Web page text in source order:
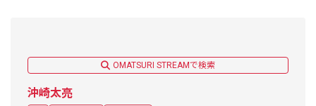
OMATSURI STREAMで検索
沖崎太亮